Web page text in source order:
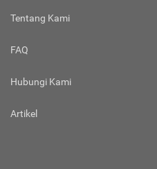
Tentang Kami
FAQ
Hubungi Kami
Artikel